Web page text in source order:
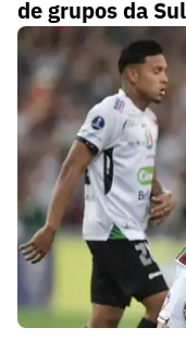
de grupos da